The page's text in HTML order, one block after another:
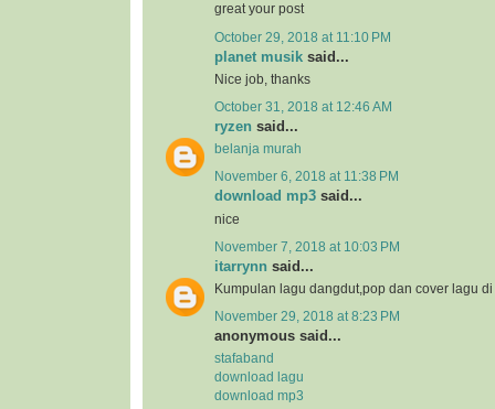
great your post
October 29, 2018 at 11:10 PM
planet musik said...
Nice job, thanks
October 31, 2018 at 12:46 AM
ryzen said...
belanja murah
November 6, 2018 at 11:38 PM
download mp3 said...
nice
November 7, 2018 at 10:03 PM
itarrynn said...
Kumpulan lagu dangdut,pop dan cover lagu di
November 29, 2018 at 8:23 PM
anonymous said...
stafaband
download lagu
download mp3